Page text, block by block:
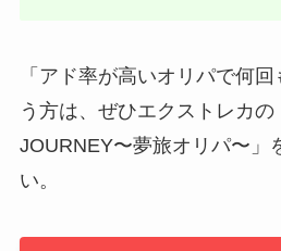
「アド率が高いオリパで何
う方は、ぜひエクストレカの
JOURNEY〜夢旅オリパ〜」
い。